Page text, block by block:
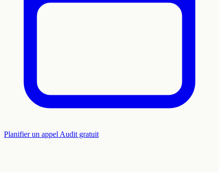
Planifier un appel Audit gratuit